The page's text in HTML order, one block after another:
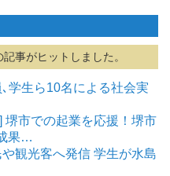
記事がヒットしました。
学生ら10名による社会実
堺市での起業を応援！堺市
果…
観光客へ発信 学生が水島